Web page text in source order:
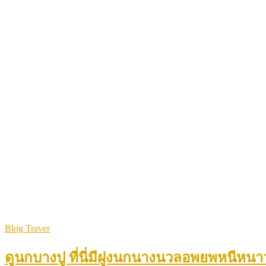
Blog Traver
ดูนกบางปู ที่นี่มีฝูงนกนางนวลอพยพหนีหนา